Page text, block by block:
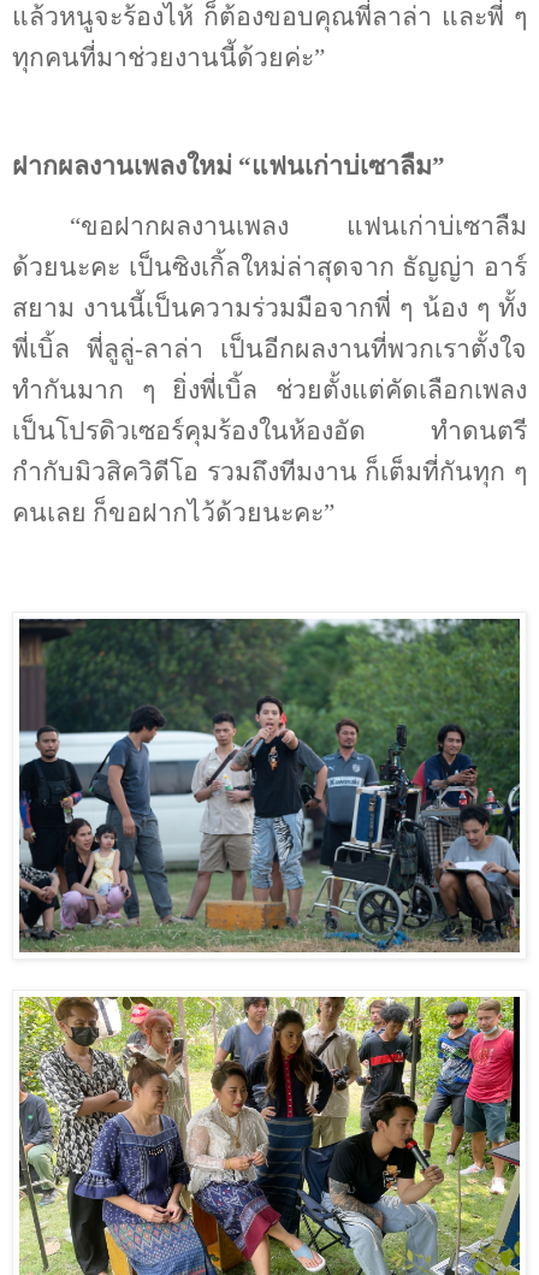
แล้วหนูจะร้องไห้ ก็ต้องขอบคุณพี่ลาล่า และพี่ ๆ
ทุกคนที่มาช่วยงานนี้ด้วยค่ะ”
ฝากผลงานเพลงใหม่ “แฟนเก่าบ่เซาลืม”
“ขอฝากผลงานเพลง แฟนเก่าบ่เซาลืม
ด้วยนะคะ เป็นซิงเกิ้ลใหม่ล่าสุดจาก ธัญญ่า อาร์
สยาม งานนี้เป็นความร่วมมือจากพี่ ๆ น้อง ๆ ทั้ง
พี่เบิ้ล พี่ลูลู่-ลาล่า เป็นอีกผลงานที่พวกเราตั้งใจ
ทำกันมาก ๆ ยิ่งพี่เบิ้ล ช่วยตั้งแต่คัดเลือกเพลง
เป็นโปรดิวเซอร์คุมร้องในห้องอัด ทำดนตรี
กำกับมิวสิควิดีโอ รวมถึงทีมงาน ก็เต็มที่กันทุก ๆ
คนเลย ก็ขอฝากไว้ด้วยนะคะ”